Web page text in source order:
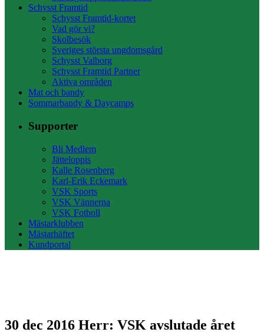
Schysst Framtid
Schysst Framtid-kortet
Vad gör vi?
Skolbesök
Sveriges största ungdomsgård
Schysst Valborg
Schysst Framtid Partner
Aktiva områden
Mat och bandy
Sommarbandy & Daycamps
Supporter
Bli Medlem
Jätteloppis
Kalle Rosenberg
Karl-Erik Eckemark
VSK Sports
VSK Vännerna
VSK Fotboll
Mästarklubben
Mästarhäftet
Kundportal
30 dec 2016 Herr: VSK avslutade året